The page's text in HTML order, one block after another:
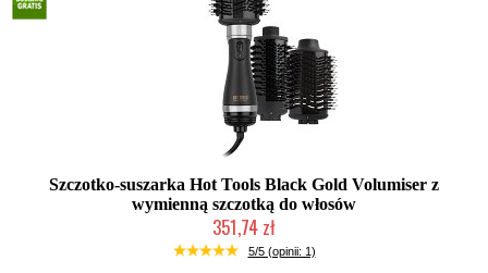
Szczotko-suszarka Hot Tools Black Gold Volumiser z
wymienną szczotką do włosów
351,74 zł
Duża ilość (wysyłka w 24h)
5/5 (opinii: 1)